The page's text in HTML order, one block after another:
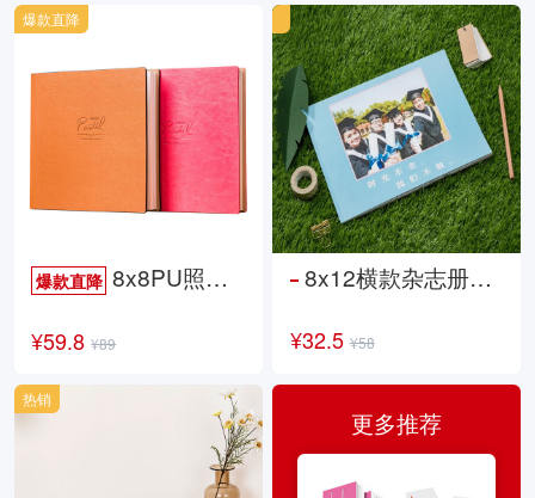
爆款直降 8x8PU照片书NewLife
¥59.8 ¥89
爆款直降
8x12横款杂志册26p
¥32.5 ¥58
热销
更多推荐